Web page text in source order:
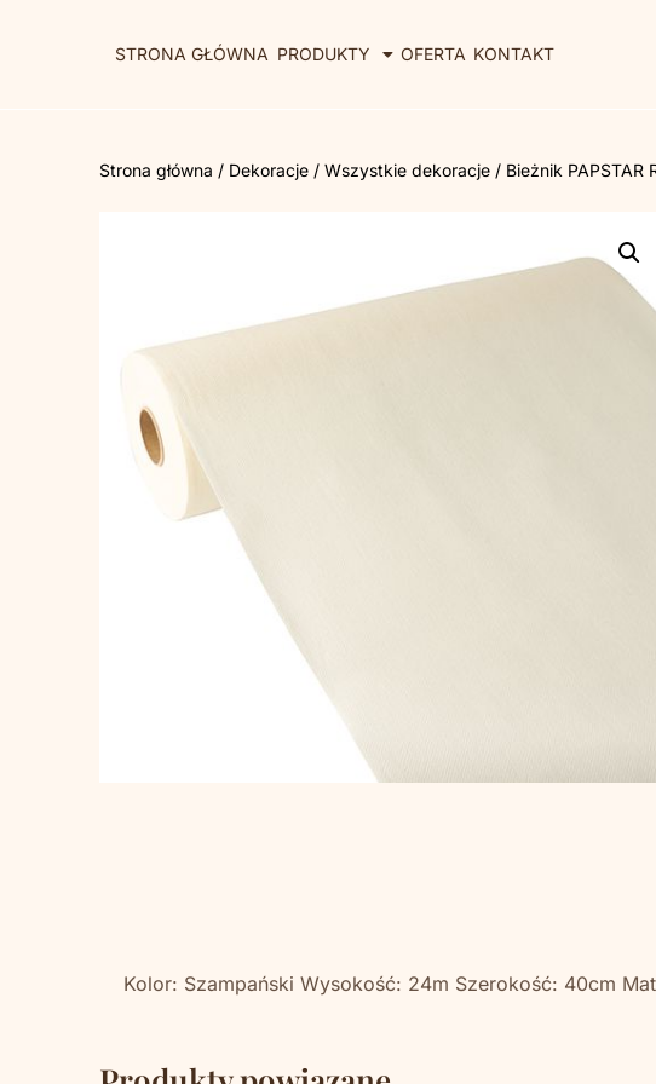
STRONA GŁÓWNA PRODUKTY OFERTA KONTAKT
Strona główna / Dekoracje / Wszystkie dekoracje / Bieżnik PAPSTAR
Kolor: Szampański Wysokość: 24m Szerokość: 40cm